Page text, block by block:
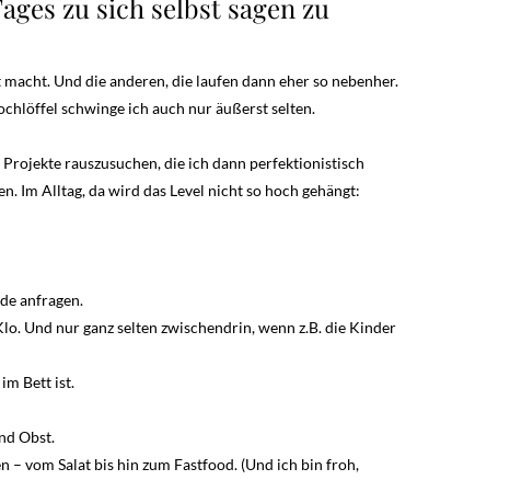
zu sich selbst sagen zu
Und die anderen, die laufen dann eher so nebenher.
schwinge ich auch nur äußerst selten.
rauszusuchen, die ich dann perfektionistisch
Im Alltag, da wird das Level nicht so hoch gehängt:
anfragen.
Und nur ganz selten zwischendrin, wenn z.B. die Kinder
Bett ist.
Obst.
vom Salat bis hin zum Fastfood. (Und ich bin froh,